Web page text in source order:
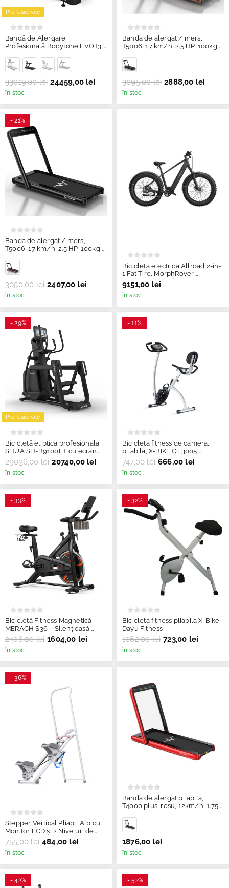
Profesionale
Bandă de Alergare
Profesională Bodytone EVOT3 –
Viteză 20 km/h
33019,00 lei 24459,00 lei
în stoc
Banda de alergat / mers,
T5006, 17 km/h, 2.5 HP, 100kg,
3095,00 lei 2888,00 lei
în stoc
- 21%
Banda de alergat / mers,
T5006, 17 km/h, 2.5 HP, 100kg,
3050,00 lei 2407,00 lei
în stoc
Bicicleta electrica Allroad 2-in-
1 Fat Tire, MorphRover,
Freebeat
9151,00 lei
în stoc
- 29%
Profesionale
Bicicletă eliptică profesională
SHUA SH-B9100ET cu ecran
tactil 15.6” și 40 niveluri de
rezistență
29036,00 lei 20740,00 lei
în stoc
- 11%
Bicicleta fitness de camera,
pliabila, X-BIKE OF3005,
ONWAY Fitnes
747,00 lei 666,00 lei
în stoc
- 33%
Bicicletă Fitness Magnetică
MERACH S36 – Silențioasă,
Conectivitate Smart și
Rezistență Reglabilă
2406,00 lei 1604,00 lei
în stoc
- 32%
Bicicleta fitness pliabila X-Bike
Dayu Fitness
1062,00 lei 723,00 lei
în stoc
- 36%
Stepper Vertical Pliabil Alb cu
Monitor LCD și 2 Niveluri de
Rezistență
755,00 lei 484,00 lei
în stoc
Banda de alergat pliabila,
T4000 plus, rosu, 12km/h, 1.75
1876,00 lei
în stoc
- 42% - 52%